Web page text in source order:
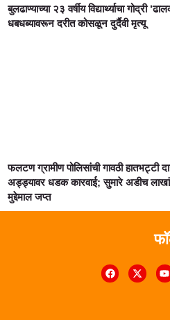
बुलढाण्याच्या २३ वर्षीय विद्यार्थ्याचा गोद्री
धबधब्यावरून दरीत कोसळून दुर्दैवी मृत्यू
फलटण ग्रामीण पोलिसांची गावठी हातभट्टी
अड्ड्यावर धडक कारवाई; सुमारे अडीच
मुद्देमाल जप्त